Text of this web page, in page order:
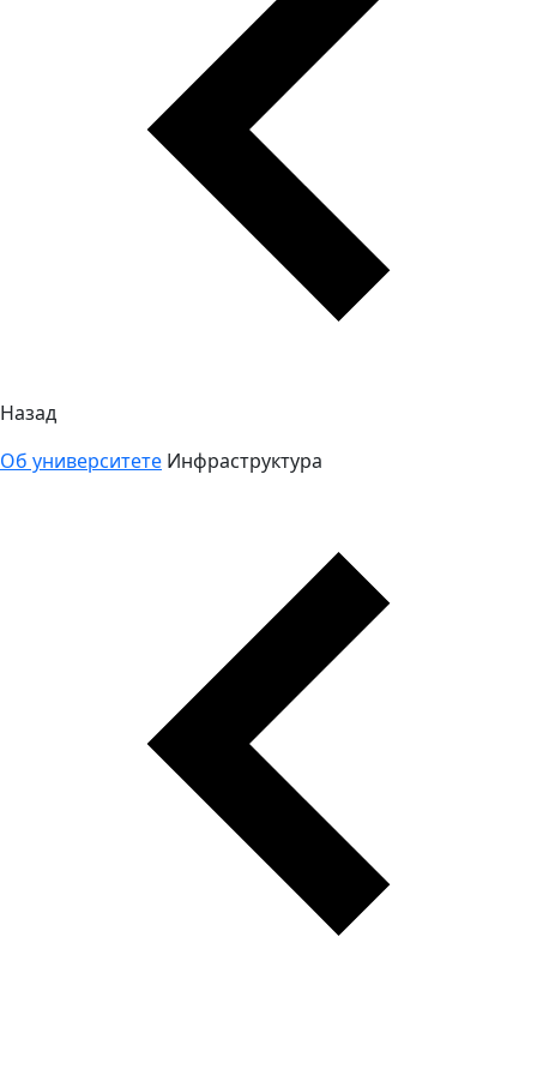
Назад
Об университете Инфраструктура